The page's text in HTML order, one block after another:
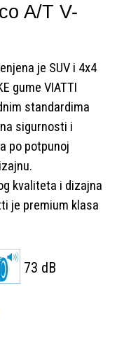
A/T V-
je SUV i 4x4
gume VIATTI
standardima
sigurnosti i
po potpunoj
kvaliteta i dizajna
je premium klasa
73 dB